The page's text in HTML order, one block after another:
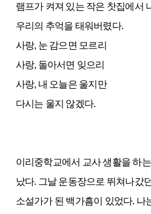
램프가 켜져 있는 작은 찻집에서
우리의 추억을 태워버렸다.
사랑, 눈 감으면 모르리
사랑, 돌아서면 잊으리
사랑, 내 오늘은 울지만
다시는 울지 않겠다.
이리중학교에서 교사 생활을 하
났다. 그날 운동장으로 뛰쳐나갔
소설가가 된 백가흠이 있었다. 나